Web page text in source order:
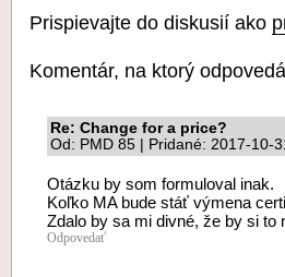
Prispievajte do diskusií ako
Komentár, na ktorý
Re: Change for a price?
Od: PMD 85 | Pridané: 2017-10-
Otázku by som formuloval inak.
Koľko MA bude stáť výmena
Zdalo by sa mi divné, že by si
Odpovedať